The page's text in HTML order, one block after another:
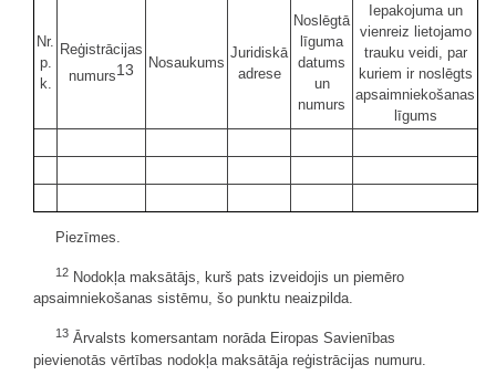
Nr.
p.
k.
Reģistrācijas
numurs13 Nosaukums
Juridiskā
adrese
Noslēgtā
līguma
datums
un
numurs
Iepakojuma un
vienreiz lietojamo
trauku veidi, par
kuriem ir noslēgts
apsaimniekošanas
līgums
Piezīmes.
12 Nodokļa maksātājs, kurš pats izveidojis un piemēro
apsaimniekošanas sistēmu, šo punktu neaizpilda.
13 Ārvalsts komersantam norāda Eiropas Savienības
pievienotās vērtības nodokļa maksātāja reģistrācijas numuru.